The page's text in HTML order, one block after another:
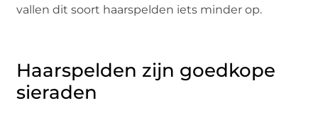
vallen dit soort haarspelden iets minder op.
Haarspelden zijn goedkope
sieraden